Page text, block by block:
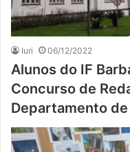
Iuri 06/12/2022
Alunos do IF
Concurso de
Departamento